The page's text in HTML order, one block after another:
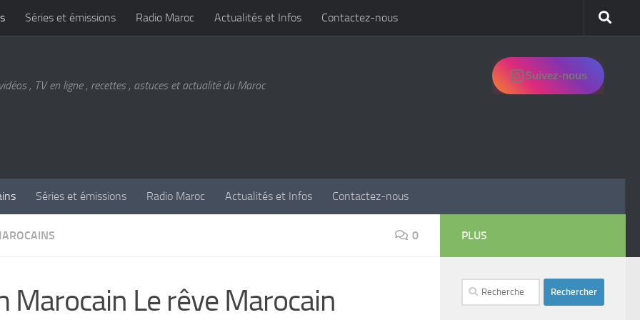
Séries et émissions Radio Maroc Actualités et Infos Contactez-nous
, TV en ligne , recettes , astuces et actualité du Maroc
Suivez-nous
Séries et émissions Radio Maroc Actualités et Infos Contactez-nous
0
Marocain Le rêve Marocain
PLUS
Rechercher :